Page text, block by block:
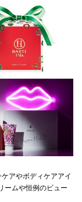
アやボディケアアイ
ームや恒例のビュー